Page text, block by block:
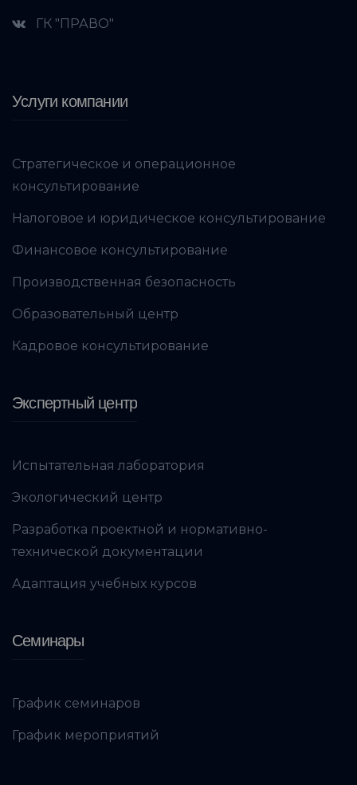
ГК "ПРАВО"
Услуги компании
Стратегическое и операционное
консультирование
Налоговое и юридическое консультирование
Финансовое консультирование
Производственная безопасность
Образовательный центр
Кадровое консультирование
Экспертный центр
Испытательная лаборатория
Экологический центр
Разработка проектной и нормативно-
технической документации
Адаптация учебных курсов
Семинары
График семинаров
График мероприятий